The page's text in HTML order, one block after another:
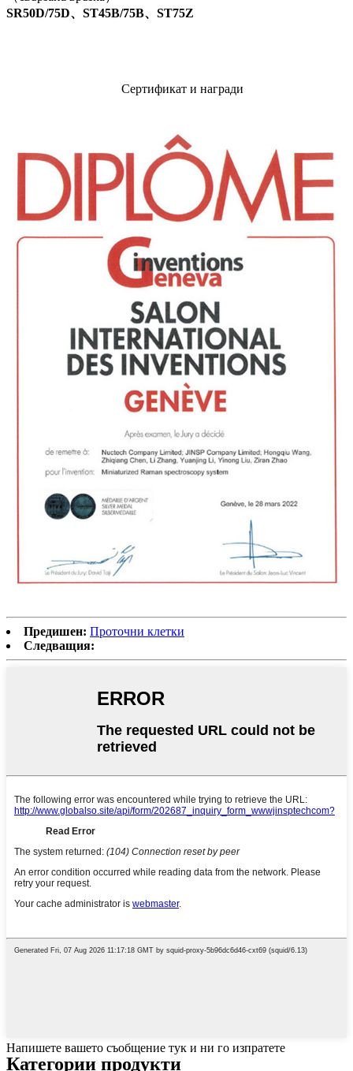
SR50D/75D、ST45B/75B、ST75Z
Сертификат и награди
Предишен: Проточни клетки
Следващия:
Напишете вашето съобщение тук и ни го изпратете
Категории продукти